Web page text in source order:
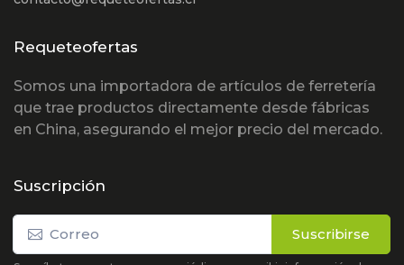
Requeteofertas
Somos una importadora de artículos de ferretería
que trae productos directamente desde fábricas
en China, asegurando el mejor precio del mercado.
Suscripción
Suscribirse